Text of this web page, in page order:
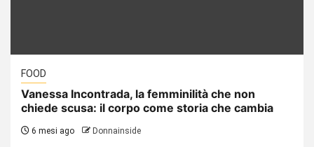
FOOD
Vanessa Incontrada, la femminilità che non
chiede scusa: il corpo come storia che cambia
6 mesi ago Donnainside